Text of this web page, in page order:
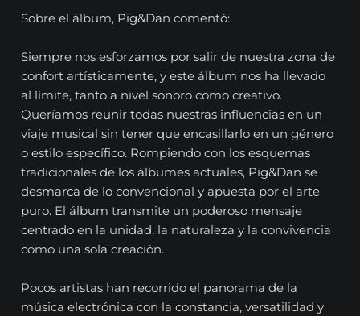
Sobre el álbum, Pig&Dan comentó:
Siempre nos esforzamos por salir de nuestra zona de
confort artísticamente, y este álbum nos ha llevado
al límite, tanto a nivel sonoro como creativo.
Queríamos reunir todas nuestras influencias en un
viaje musical sin tener que encasillarlo en un género
o estilo específico. Rompiendo con los esquemas
tradicionales de los álbumes actuales, Pig&Dan se
desmarca de lo convencional y apuesta por el arte
puro. El álbum transmite un poderoso mensaje
centrado en la unidad, la naturaleza y la convivencia
como una sola creación.
Pocos artistas han recorrido el panorama de la
música electrónica con la constancia, versatilidad y